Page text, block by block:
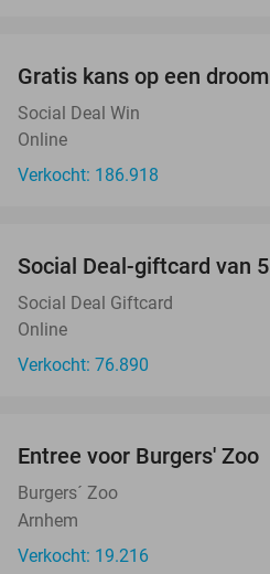
Gratis kans op een
Social Deal Win
Online
Verkocht: 186.918
Social Deal-giftcard van
Social Deal Giftcard
Online
Verkocht: 76.890
Entree voor Burgers' Zoo
Burgers´ Zoo
Arnhem
Verkocht: 19.216